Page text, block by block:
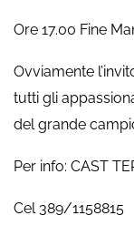
Ore 17.00 Fine
Ovviamente
tutti gli
del grande
Per info: CAST
Cel 389/1158815